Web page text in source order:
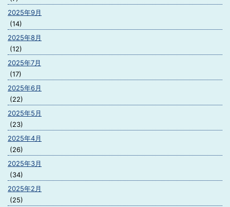
2025年9月
(14)
2025年8月
(12)
2025年7月
(17)
2025年6月
(22)
2025年5月
(23)
2025年4月
(26)
2025年3月
(34)
2025年2月
(25)